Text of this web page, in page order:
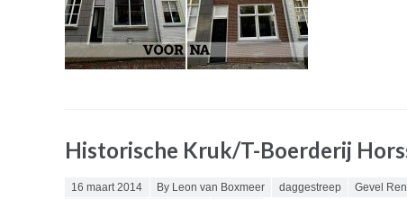
Historische Kruk/T-Boerderij
Posted on
16 maart 2014 By Leon van Boxmeer daggestreep Gevel